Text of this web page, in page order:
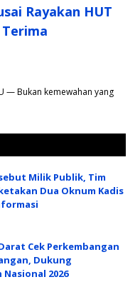
Rayakan HUT
— Bukan kemewahan yang
Milik Publik, Tim
Dua Oknum Kadis
Cek Perkembangan
Dukung
Nasional 2026